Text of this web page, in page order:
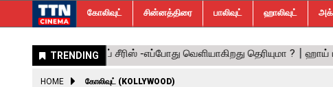
கோலிவுட் சின்னத்திரை பாலிவுட் ஹாலிவுட்
HOME கோலிவுட் (KOLLYWOOD)